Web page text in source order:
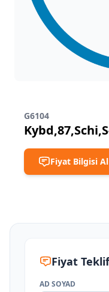
G6104
Fiyat Bilgisi
Fiyat
AD SOYAD